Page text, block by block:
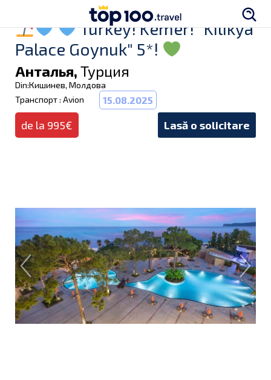
Turkey! Kemer! "Kilikya
Palace Goynuk" 5*!
Анталья, Турция
Din:Кишинев, Молдова
Транспорт : Avion
15.08.2025
de la 995€ Lasă o solicitare